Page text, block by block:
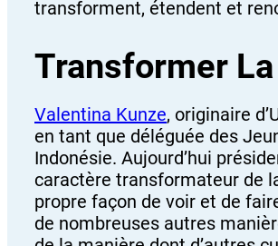
transforment, étendent et
Transformer La
Valentina Kunze, originaire
en tant que déléguée des
Indonésie. Aujourd’hui
caractère transformateur de
propre façon de voir et de
de nombreuses autres